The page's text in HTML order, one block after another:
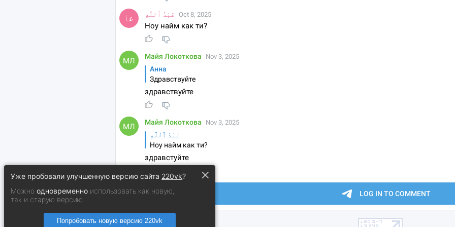
×
Уже пробовали улучшенную версию сайта 220vk?
Можноодновременно использовать как новую,
так и старую версию.
Попробовать новую версию 220vk
© 2014 − 2026